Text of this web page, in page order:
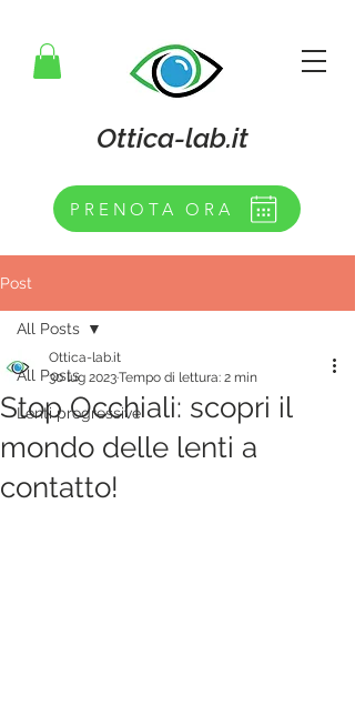
Ottica-lab.it
PRENOTA ORA
Post
All Posts
Lenti progressive
All Posts
Stop Occhiali: scopri il
mondo delle lenti a
contatto!
Ottica-lab.it
30 lug 2023Tempo di lettura: 2 min